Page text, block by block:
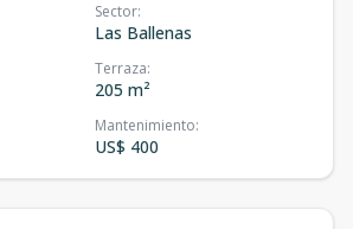
Sector:
Las Ballenas
Terraza:
205 m²
Mantenimiento:
US$ 400